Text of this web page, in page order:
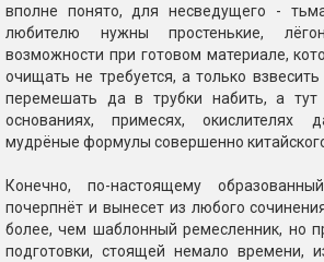
вполне понято, для несведущего -
любителю нужны простенькие,
возможности при готовом материале,
очищать не требуется, а только
перемешать да в трубки набить, а тут
основаниях, примесях,
мудрёные формулы совершенно
Конечно, по-настоящему
почерпнёт и вынесет из любого
более, чем шаблонный ремесленник, но
подготовки, стоящей немало времени,